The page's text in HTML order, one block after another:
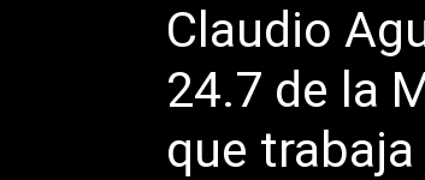
Claudio
24.7 de la
que